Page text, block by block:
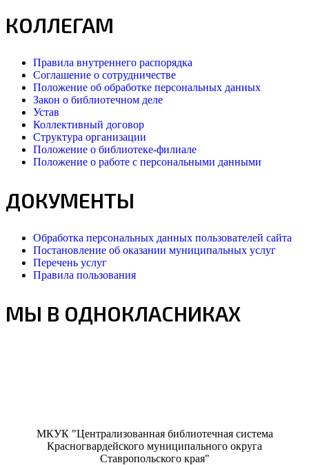
КОЛЛЕГАМ
Правила внутреннего распорядка
Соглашение о сотрудничестве
Положение об обработке персональных данных
Закон о библиотечном деле
Устав
Коллективный договор
Структура организации
Положение о библиотеке-филиале
Положение о работе с персональными данными
ДОКУМЕНТЫ
Обработка персональных данных пользователей сайта
Постановление об оказании муниципальных услуг
Перечень услуг
Правила пользования
МЫ В ОДНОКЛАСНИКАХ
МКУК "Централизованная библиотечная система
Красногвардейского муниципального округа
Ставропольского края"